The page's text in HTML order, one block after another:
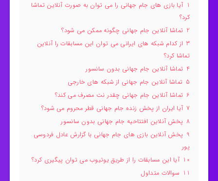
1 آیا بازی های جام جهانی را می توان به صورت آنلاین تماشا
کرد؟
2 تماشا آنلاین جام جهانی چگونه ممکن می شود؟
3 از کدام شبکه های ایرانی می توان این مسابقات را آنلاین
تماشا کرد؟
4 تماشا آنلاین جام جهانی بدون سانسور
5 تماشا آنلاین جام جهانی از شبکه های خارجی
6 تماشا آنلاین جام جهانی چقدر نت مصرف می کند؟
7 آیا ایران از پخش زنده جام جهانی قطر محروم می‌ شود؟
8 پخش آنلاین افتتاحیه جام جهانی بدون سانسور
9 پخش آنلاین بازی های جام جهانی با گزارش عادل فردوسی
پور
10 آیا این مسابقات را از طریق یوتیوب می توان پیگیری کرد؟
11 سوالات متداول